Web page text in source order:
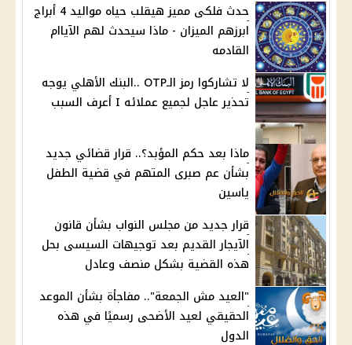
حدث فلكى مميز هيقلب حياه مواليد 4 أبراج
ابرزهم الميزان - ماذا سيحدث لهم الآياام
القادمه
لا تشاركوا رمز الـOTP ..البنك الأهلي يوجه
تحذير عاجل لجميع عملائه I أعرف السبب
ماذا بعد حكم المؤبد؟.. قرار قضائي جديد
بشأن عم صبرى المتهم في قضية الطفل
ياسين
قرار جديد من مجلس النواب بشأن قانون
الآيجار القديم بعد توجيهات السيسى بحل
هذه القضية بشكل منصف وعادل
"العيد مش الجمعة".. مفاجأة بشأن الموعد
الحقيقي لعيد الأضحى رسميًا في هذه
الدول